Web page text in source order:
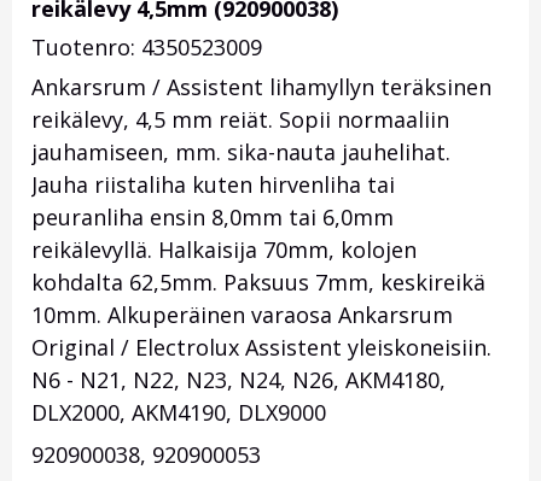
reikälevy 4,5mm (920900038)
Tuotenro: 4350523009
Ankarsrum / Assistent lihamyllyn teräksinen
reikälevy, 4,5 mm reiät. Sopii normaaliin
jauhamiseen, mm. sika-nauta jauhelihat.
Jauha riistaliha kuten hirvenliha tai
peuranliha ensin 8,0mm tai 6,0mm
reikälevyllä. Halkaisija 70mm, kolojen
kohdalta 62,5mm. Paksuus 7mm, keskireikä
10mm. Alkuperäinen varaosa Ankarsrum
Original / Electrolux Assistent yleiskoneisiin.
N6 - N21, N22, N23, N24, N26, AKM4180,
DLX2000, AKM4190, DLX9000
920900038, 920900053